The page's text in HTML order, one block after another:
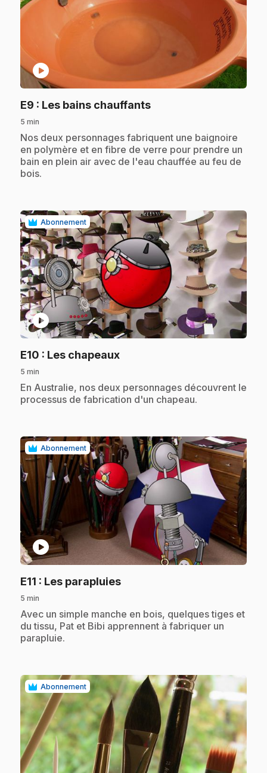
play_circle
E9 : Les bains chauffants.
5 min
.Nos deux personnages fabriquent une baignoire
en polymère et en fibre de verre pour prendre un
bain en plein air avec de l'eau chauffée au feu de
bois.
Abonnement
play_circle
E10 : Les chapeaux.
5 min
.En Australie, nos deux personnages découvrent le
processus de fabrication d'un chapeau.
Abonnement
play_circle
E11 : Les parapluies.
5 min
.Avec un simple manche en bois, quelques tiges et
du tissu, Pat et Bibi apprennent à fabriquer un
parapluie.
Abonnement